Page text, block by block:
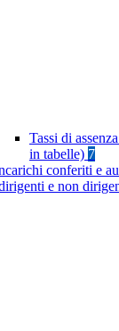
Tassi di
in tabelle) 7
conferiti e
e non